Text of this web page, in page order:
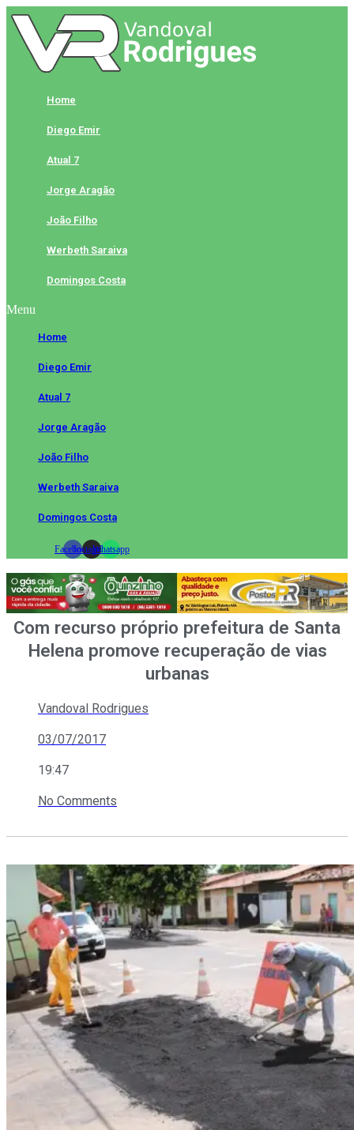
Skip
to
content
Home
Diego Emir
Atual 7
Jorge Aragão
João Filho
Werbeth Saraiva
Domingos Costa
Menu
Home
Diego Emir
Atual 7
Jorge Aragão
João Filho
Werbeth Saraiva
Domingos Costa
FacebookInstagramWhatsapp
Com recurso próprio prefeitura de Santa
Helena promove recuperação de vias
urbanas
Vandoval Rodrigues
03/07/2017
19:47
No Comments